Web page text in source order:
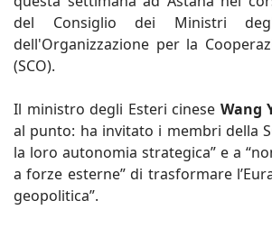
del Consiglio dei Ministri
dell'Organizzazione per la
(SCO).
Il ministro degli Esteri cinese Wang
al punto: ha invitato i membri della
la loro autonomia strategica” e a
a forze esterne” di trasformare
geopolitica”.